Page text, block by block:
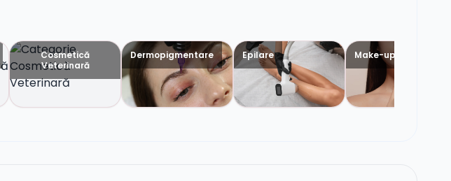
Cosmetică
Veterinară
Dermopigmentare Epilare Make-up